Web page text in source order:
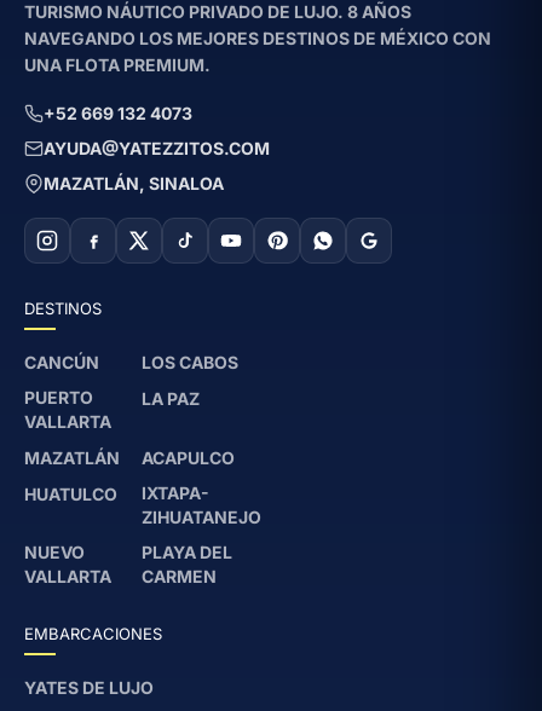
TURISMO NÁUTICO PRIVADO DE LUJO. 8 AÑOS
NAVEGANDO LOS MEJORES DESTINOS DE MÉXICO CON
UNA FLOTA PREMIUM.
+52 669 132 4073
AYUDA@YATEZZITOS.COM
MAZATLÁN, SINALOA
DESTINOS
CANCÚN
LOS CABOS
PUERTO
VALLARTA
LA PAZ
MAZATLÁN
ACAPULCO
HUATULCO
IXTAPA-
ZIHUATANEJO
NUEVO
VALLARTA
PLAYA DEL
CARMEN
EMBARCACIONES
YATES DE LUJO